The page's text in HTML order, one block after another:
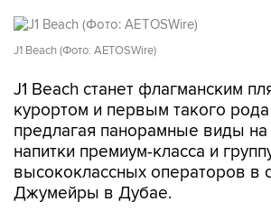
J1 Beach (Фото: AETOSWire)
J1 Beach станет флагманским
курортом и первым такого
предлагая панорамные виды
напитки премиум-класса и
высококлассных операторов в
Джумейры в Дубае.